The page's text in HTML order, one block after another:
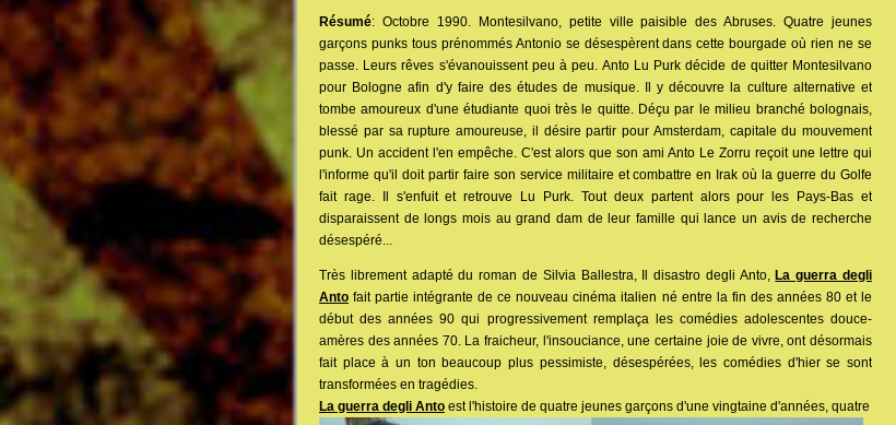
Résumé: Octobre 1990. Montesilvano, petite ville paisible des Abruses. Quatre jeunes
garçons punks tous prénommés Antonio se désespèrent dans cette bourgade où rien ne se
passe. Leurs rêves s'évanouissent peu à peu. Anto Lu Purk décide de quitter Montesilvano
pour Bologne afin d'y faire des études de musique. Il y découvre la culture alternative et
tombe amoureux d'une étudiante quoi très le quitte. Déçu par le milieu branché bolognais,
blessé par sa rupture amoureuse, il désire partir pour Amsterdam, capitale du mouvement
punk. Un accident l'en empêche. C'est alors que son ami Anto Le Zorru reçoit une lettre qui
l'informe qu'il doit partir faire son service militaire et combattre en Irak où la guerre du Golfe
fait rage. Il s'enfuit et retrouve Lu Purk. Tout deux partent alors pour les Pays-Bas et
disparaissent de longs mois au grand dam de leur famille qui lance un avis de recherche
désespéré...
Très librement adapté du roman de Silvia Ballestra, Il disastro degli Anto, La guerra degli
Anto fait partie intégrante de ce nouveau cinéma italien né entre la fin des années 80 et le
début des années 90 qui progressivement remplaça les comédies adolescentes douce-
amères des années 70. La fraicheur, l'insouciance, une certaine joie de vivre, ont désormais
fait place à un ton beaucoup plus pessimiste, désespérées, les comédies d'hier se sont
transformées en tragédies.
La guerra degli Anto est l'histoire de quatre jeunes garçons d'une vingtaine d'années, quatre